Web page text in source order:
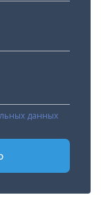
данных